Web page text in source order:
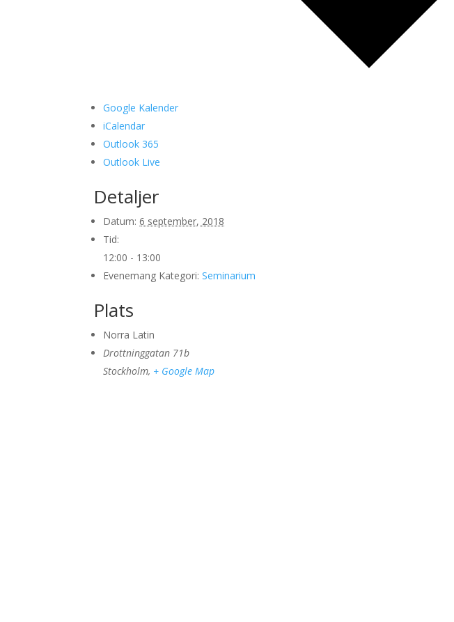
Google Kalender
iCalendar
Outlook 365
Outlook Live
Detaljer
Datum: 6 september, 2018
Tid:
12:00 - 13:00
Evenemang Kategori: Seminarium
Plats
Norra Latin
Drottninggatan 71b
Stockholm, + Google Map